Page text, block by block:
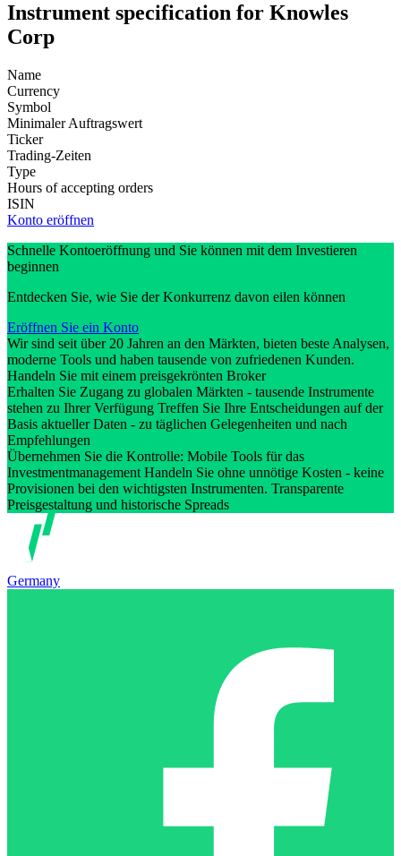
Instrument specification for Knowles
Corp
Name
Currency
Symbol
Minimaler Auftragswert
Ticker
Trading-Zeiten
Type
Hours of accepting orders
ISIN
Konto eröffnen
Schnelle Kontoeröffnung und Sie können mit dem Investieren
beginnen
Entdecken Sie, wie Sie der Konkurrenz davon eilen können
Eröffnen Sie ein Konto
Wir sind seit über 20 Jahren an den Märkten, bieten beste Analysen,
moderne Tools und haben tausende von zufriedenen Kunden.
Handeln Sie mit einem preisgekrönten Broker
Erhalten Sie Zugang zu globalen Märkten - tausende Instrumente
stehen zu Ihrer Verfügung Treffen Sie Ihre Entscheidungen auf der
Basis aktueller Daten - zu täglichen Gelegenheiten und nach
Empfehlungen
Übernehmen Sie die Kontrolle: Mobile Tools für das
Investmentmanagement Handeln Sie ohne unnötige Kosten - keine
Provisionen bei den wichtigsten Instrumenten. Transparente
Preisgestaltung und historische Spreads
Germany